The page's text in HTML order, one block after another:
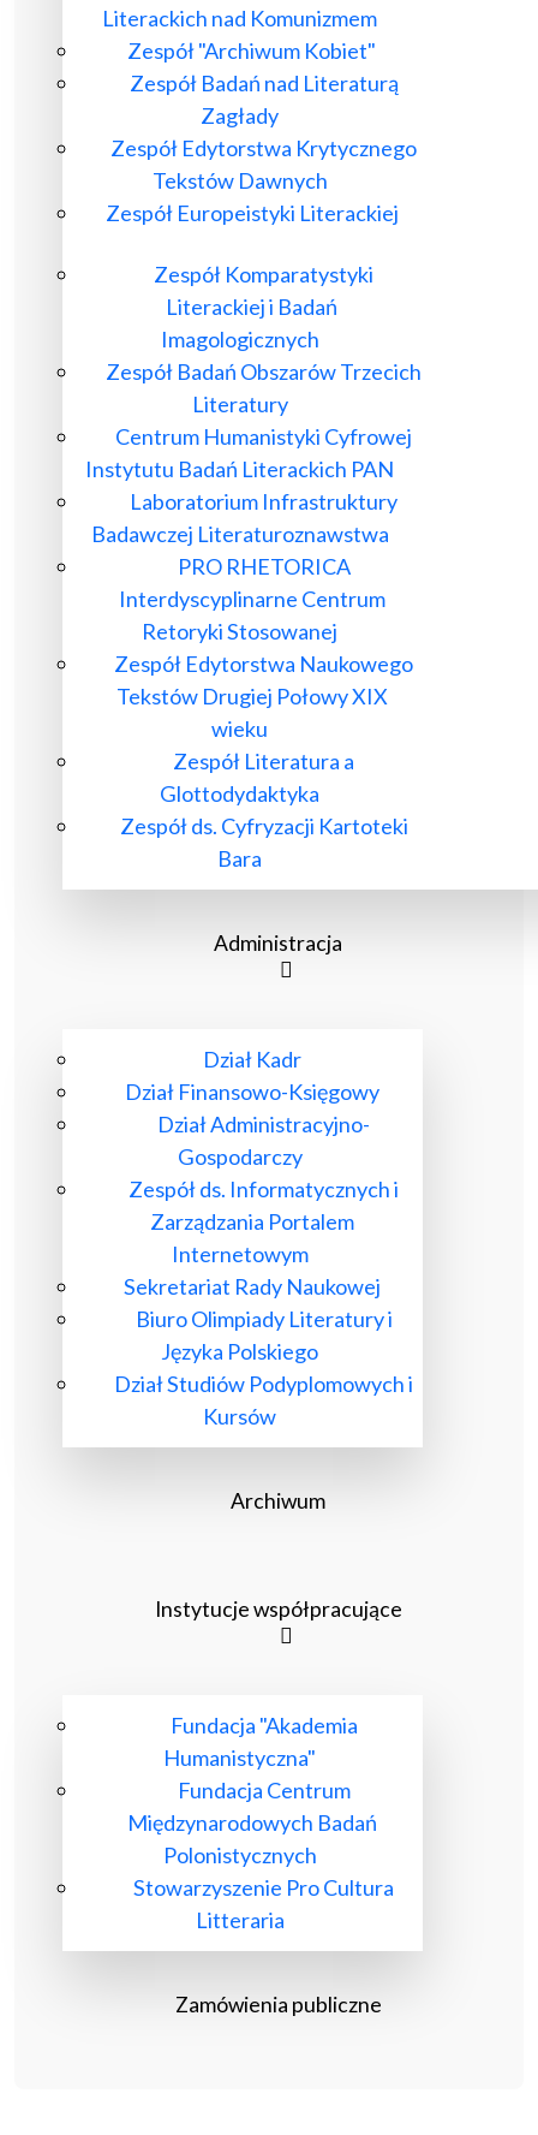
Literackich nad Komunizmem
Zespół "Archiwum Kobiet"
Zespół Badań nad Literaturą
Zagłady
Zespół Edytorstwa Krytycznego
Tekstów Dawnych
Zespół Europeistyki Literackiej
Zespół Komparatystyki
Literackiej i Badań
Imagologicznych
Zespół Badań Obszarów Trzecich
Literatury
Centrum Humanistyki Cyfrowej
Instytutu Badań Literackich PAN
Laboratorium Infrastruktury
Badawczej Literaturoznawstwa
PRO RHETORICA
Interdyscyplinarne Centrum
Retoryki Stosowanej
Zespół Edytorstwa Naukowego
Tekstów Drugiej Połowy XIX
wieku
Zespół Literatura a
Glottodydaktyka
Zespół ds. Cyfryzacji Kartoteki
Bara
Administracja
Dział Kadr
Dział Finansowo-Księgowy
Dział Administracyjno-
Gospodarczy
Zespół ds. Informatycznych i
Zarządzania Portalem
Internetowym
Sekretariat Rady Naukowej
Biuro Olimpiady Literatury i
Języka Polskiego
Dział Studiów Podyplomowych i
Kursów
Archiwum
Instytucje współpracujące
Fundacja "Akademia
Humanistyczna"
Fundacja Centrum
Międzynarodowych Badań
Polonistycznych
Stowarzyszenie Pro Cultura
Litteraria
Zamówienia publiczne